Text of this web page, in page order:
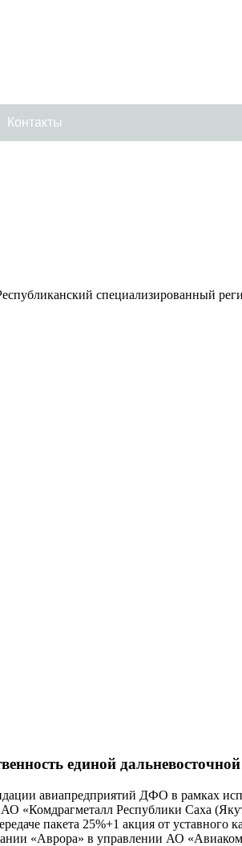
Контакты
специализированный
единой
авиапредприятий ДФО в рамках
Республики Саха
пакета 25%+1 акция от
«Аврора» в управлении АО